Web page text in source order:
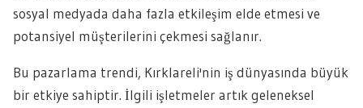
sosyal medyada daha fazla etkileşim elde etmesi ve
potansiyel müşterilerini çekmesi sağlanır.
Bu pazarlama trendi, Kırklareli'nin iş dünyasında büyük
bir etkiye sahiptir. İlgili işletmeler artık geleneksel